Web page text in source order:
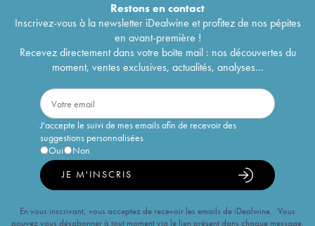
Restons encontact
Inscrivez-vous à la newsletter iDealwine et profitez de nos pépites
en avant-première !
Recevez directement dans votre boîte mail : nos découvertes du
moment, ventes exclusives, actualités, analyses...
J'accepte le suivi de mes emails afin de recevoir des
suggestions personnalisées
Oui
Non
JE M'INSCRIS
En vous inscrivant, vous acceptez de recevoir les emails de iDealwine. Vous
pouvez vous désabonner à tout moment via le lien présent dans chaque message.